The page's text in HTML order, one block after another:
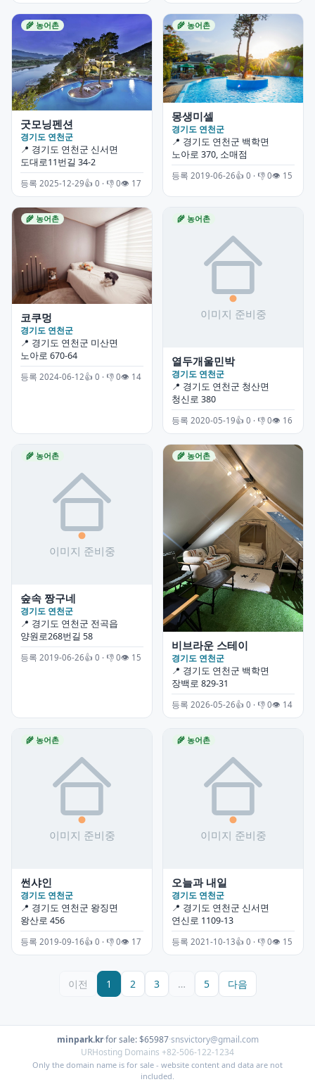
🌾 농어촌
굿모닝펜션
경기도 연천군
📍 경기도 연천군 신서면
도대로11번길 34-2
등록 2025-12-29👍 0 · 👎 0👁 17
🌾 농어촌
몽생미셀
경기도 연천군
📍 경기도 연천군 백학면
노아로 370, 소매점
등록 2019-06-26👍 0 · 👎 0👁 15
🌾 농어촌
코쿠멍
경기도 연천군
📍 경기도 연천군 미산면
노아로 670-64
등록 2024-06-12👍 0 · 👎 0👁 14
🌾 농어촌
열두개울민박
경기도 연천군
📍 경기도 연천군 청산면
청신로 380
등록 2020-05-19👍 0 · 👎 0👁 16
🌾 농어촌
숲속 짱구네
경기도 연천군
📍 경기도 연천군 전곡읍
양원로268번길 58
등록 2019-06-26👍 0 · 👎 0👁 15
🌾 농어촌
비브라운 스테이
경기도 연천군
📍 경기도 연천군 백학면
장백로 829-31
등록 2026-05-26👍 0 · 👎 0👁 14
🌾 농어촌
썬샤인
경기도 연천군
📍 경기도 연천군 왕징면
왕산로 456
등록 2019-09-16👍 0 · 👎 0👁 17
🌾 농어촌
오늘과 내일
경기도 연천군
📍 경기도 연천군 신서면
연신로 1109-13
등록 2021-10-13👍 0 · 👎 0👁 15
이전 1 2 3 … 5 다음
minpark.kr·for sale: $65987·snsvictory@gmail.com
URHosting Domains +82-506-122-1234
Only the domain name is for sale - website content and data are not
included.